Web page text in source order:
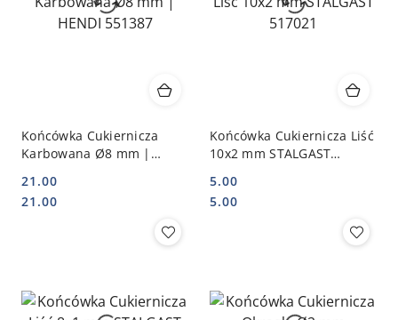
Końcówka Cukiernicza
Karbowana Ø8 mm |
Cena:
21.00
Cena:
21.00
Końcówka Cukiernicza Liść
10x2 mm STALGAST
Cena:
5.00
Cena:
5.00